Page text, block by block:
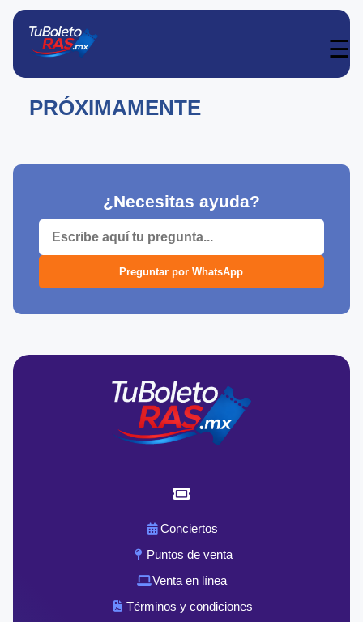
☰
PRÓXIMAMENTE
¿Necesitas ayuda?
Preguntar por WhatsApp
Conciertos
Puntos de venta
Venta en línea
Términos y condiciones